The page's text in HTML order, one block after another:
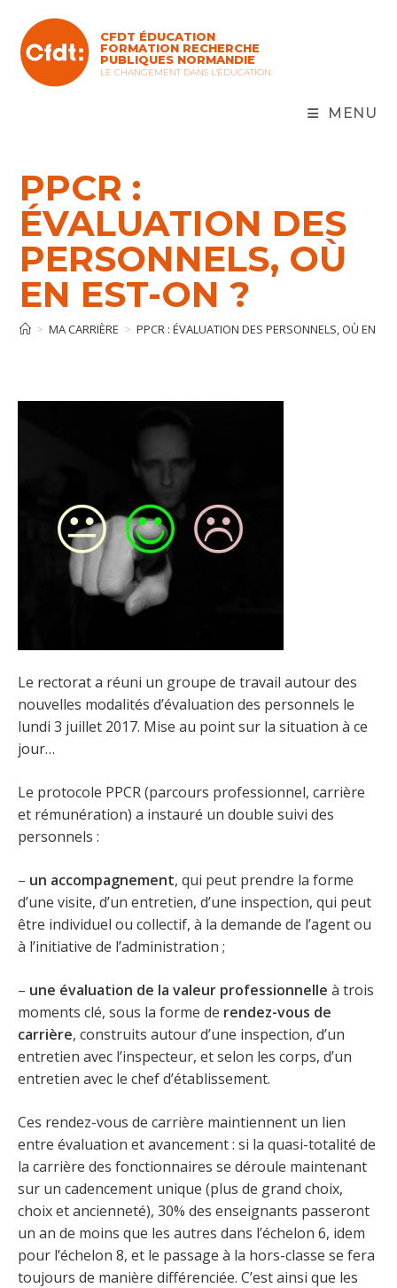
content
CFDT ÉDUCATION
FORMATION RECHERCHE
PUBLIQUES NORMANDIE
LE CHANGEMENT DANS L'ÉDUCATION
MENU
PPCR :
ÉVALUATION DES
PERSONNELS, OÙ
EN EST-ON ?
> MA CARRIÈRE > PPCR : ÉVALUATION DES PERSONNELS, OÙ EN
Le rectorat a réuni un groupe de travail autour des
nouvelles modalités d’évaluation des personnels le
lundi 3 juillet 2017. Mise au point sur la situation à ce
jour…
Le protocole PPCR (parcours professionnel, carrière
et rémunération) a instauré un double suivi des
personnels :
– un accompagnement, qui peut prendre la forme
d’une visite, d’un entretien, d’une inspection, qui peut
être individuel ou collectif, à la demande de l’agent ou
à l’initiative de l’administration ;
– une évaluation de la valeur professionnelle à trois
moments clé, sous la forme de rendez-vous de
carrière, construits autour d’une inspection, d’un
entretien avec l’inspecteur, et selon les corps, d’un
entretien avec le chef d’établissement.
Ces rendez-vous de carrière maintiennent un lien
entre évaluation et avancement : si la quasi-totalité de
la carrière des fonctionnaires se déroule maintenant
sur un cadencement unique (plus de grand choix,
choix et ancienneté), 30% des enseignants passeront
un an de moins que les autres dans l’échelon 6, idem
pour l’échelon 8, et le passage à la hors-classe se fera
toujours de manière différenciée. C’est ainsi que les